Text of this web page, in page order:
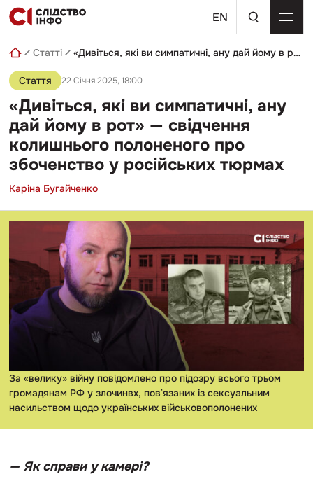
Skip
to
content
EN
пошуковий
запит
Статті «Дивіться, які ви симпатичні, ану дай йому в рот» — свідчення колишнього полоненого про збоченство у російських тюрмах
Стаття 22 Січня 2025, 18:00
«Дивіться, які ви симпатичні, ану
дай йому в рот» — свідчення
колишнього полоненого про
збоченство у російських тюрмах
Каріна Бугайченко
За «велику» війну повідомлено про підозру всього трьом
громадянам РФ у злочинвх, повʼязаних із сексуальним
насильством щодо українських військовополонених
— Як справи у камері?